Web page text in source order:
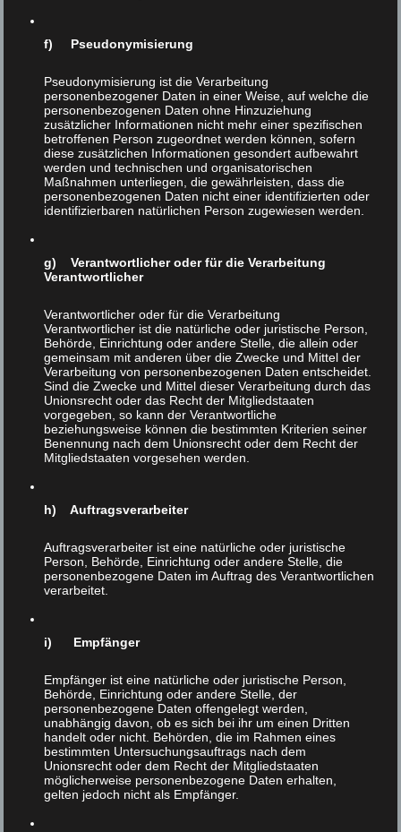
Leichenschmaus
Ethische Gründe für eine
vegetarische Ernährung
Leben, Lieben, Leiden
Aphorismen
f) Pseudonymisierung
Pseudonymisierung ist die Verarbeitung
personenbezogener Daten in einer Weise, auf welche die
personenbezogenen Daten ohne Hinzuziehung
zusätzlicher Informationen nicht mehr einer spezifischen
betroffenen Person zugeordnet werden können, sofern
diese zusätzlichen Informationen gesondert aufbewahrt
werden und technischen und organisatorischen
Maßnahmen unterliegen, die gewährleisten, dass die
personenbezogenen Daten nicht einer identifizierten oder
identifizierbaren natürlichen Person zugewiesen werden.
g) Verantwortlicher oder für die Verarbeitung
Verantwortlicher
Verantwortlicher oder für die Verarbeitung
Verantwortlicher ist die natürliche oder juristische Person,
Behörde, Einrichtung oder andere Stelle, die allein oder
gemeinsam mit anderen über die Zwecke und Mittel der
Verarbeitung von personenbezogenen Daten entscheidet.
Sind die Zwecke und Mittel dieser Verarbeitung durch das
Unionsrecht oder das Recht der Mitgliedstaaten
vorgegeben, so kann der Verantwortliche
beziehungsweise können die bestimmten Kriterien seiner
Benennung nach dem Unionsrecht oder dem Recht der
Mitgliedstaaten vorgesehen werden.
h) Auftragsverarbeiter
Auftragsverarbeiter ist eine natürliche oder juristische
Person, Behörde, Einrichtung oder andere Stelle, die
personenbezogene Daten im Auftrag des Verantwortlichen
verarbeitet.
i) Empfänger
Empfänger ist eine natürliche oder juristische Person,
Behörde, Einrichtung oder andere Stelle, der
personenbezogene Daten offengelegt werden,
unabhängig davon, ob es sich bei ihr um einen Dritten
handelt oder nicht. Behörden, die im Rahmen eines
bestimmten Untersuchungsauftrags nach dem
Unionsrecht oder dem Recht der Mitgliedstaaten
möglicherweise personenbezogene Daten erhalten,
gelten jedoch nicht als Empfänger.